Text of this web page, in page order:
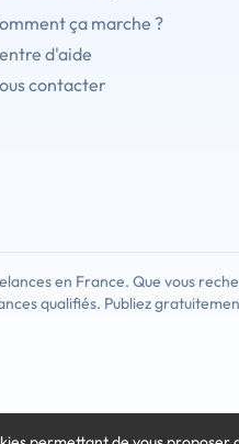
ça marche ?
d'aide
contacter
en France. Que vous
qualifiés. Publiez